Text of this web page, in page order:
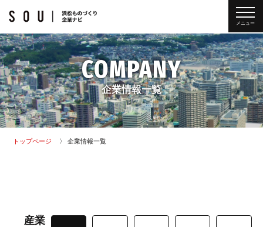
メニュー
COMPANY
企業情報一覧
トップページ 企業情報一覧
産業